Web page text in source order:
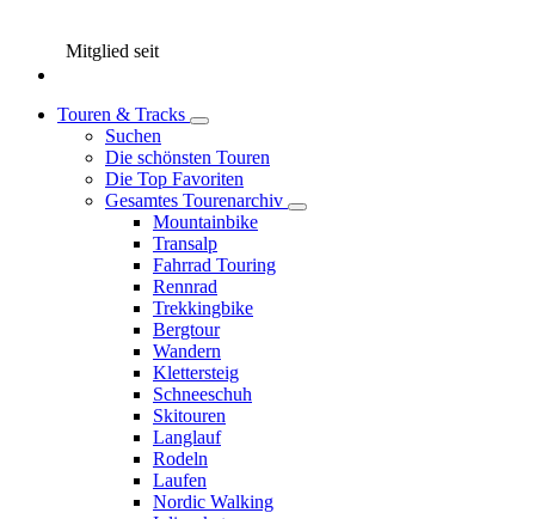
Mitglied seit
Touren & Tracks
Suchen
Die schönsten Touren
Die Top Favoriten
Gesamtes Tourenarchiv
Mountainbike
Transalp
Fahrrad Touring
Rennrad
Trekkingbike
Bergtour
Wandern
Klettersteig
Schneeschuh
Skitouren
Langlauf
Rodeln
Laufen
Nordic Walking